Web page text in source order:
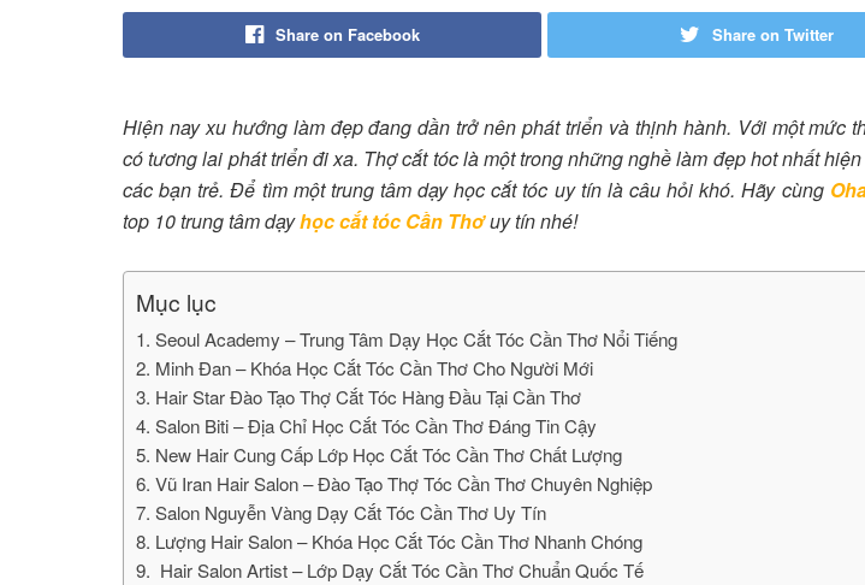
Share on Facebook Share on Twitter
Hiện nay xu hướng làm đẹp đang dần trở nên phát triển và thịnh hành. Với một mức
có tương lai phát triển đi xa. Thợ cắt tóc là một trong những nghề làm đẹp hot nhất
các bạn trẻ. Để tìm một trung tâm dạy học cắt tóc uy tín là câu hỏi khó. Hãy cùng
top 10 trung tâm dạyhọc cắt tóc Cần Thơuy tín nhé!
Mục lục
1. Seoul Academy – Trung Tâm Dạy Học Cắt Tóc Cần Thơ Nổi Tiếng
2. Minh Đan – Khóa Học Cắt Tóc Cần Thơ Cho Người Mới
3. Hair Star Đào Tạo Thợ Cắt Tóc Hàng Đầu Tại Cần Thơ
4. Salon Biti – Địa Chỉ Học Cắt Tóc Cần Thơ Đáng Tin Cậy
5. New Hair Cung Cấp Lớp Học Cắt Tóc Cần Thơ Chất Lượng
6. Vũ Iran Hair Salon – Đào Tạo Thợ Tóc Cần Thơ Chuyên Nghiệp
7. Salon Nguyễn Vàng Dạy Cắt Tóc Cần Thơ Uy Tín
8. Lượng Hair Salon – Khóa Học Cắt Tóc Cần Thơ Nhanh Chóng
9. Hair Salon Artist – Lớp Dạy Cắt Tóc Cần Thơ Chuẩn Quốc Tế